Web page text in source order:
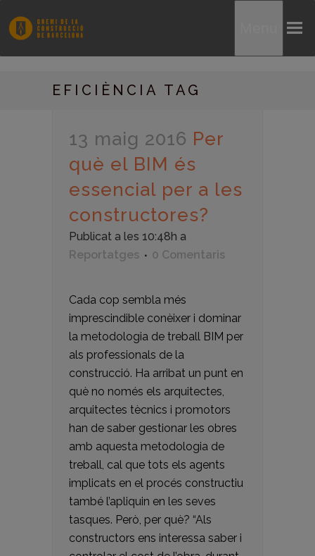
EFICIÈNCIA TAG
13 maig 2016 Per
què el BIM és
essencial per a les
constructores?
Publicat a les 10:48h a
Reportatges
0 Comentaris
Cada cop sembla més
imprescindible conèixer i dominar
la metodologia de treball BIM per
als professionals de la
construcció. Ha arribat un punt en
què no només els arquitectes,
arquitectes tècnics i promotors
han de saber gestionar les obres
amb aquesta metodologia de
treball, cal que tots els agents
implicats en el procés constructiu
també l’apliquin en les seves
tasques. Però, per què? “Als
constructors ens interessa saber i